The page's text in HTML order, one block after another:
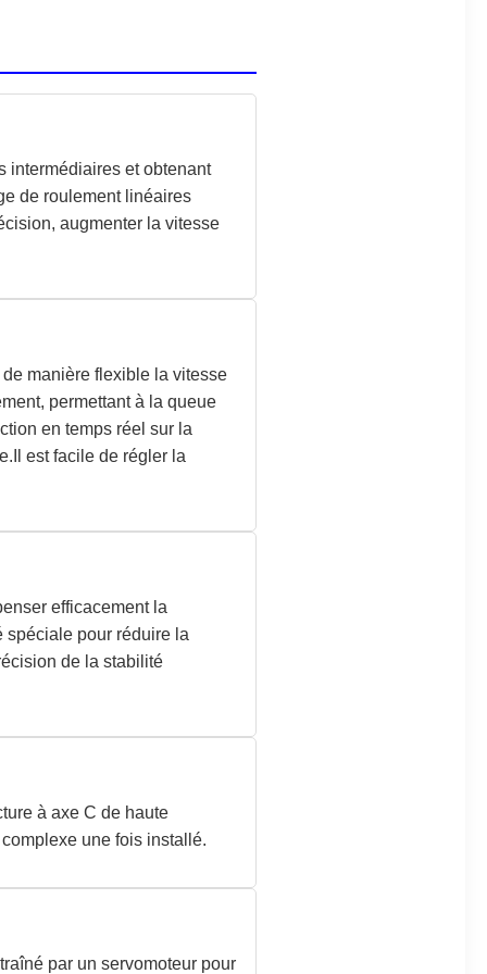
intermédiaires et obtenant
de roulement linéaires
augmenter la vitesse
manière flexible la vitesse
permettant à la queue
en temps réel sur la
est facile de régler la
efficacement la
spéciale pour réduire la
de la stabilité
à axe C de haute
une fois installé.
par un servomoteur pour